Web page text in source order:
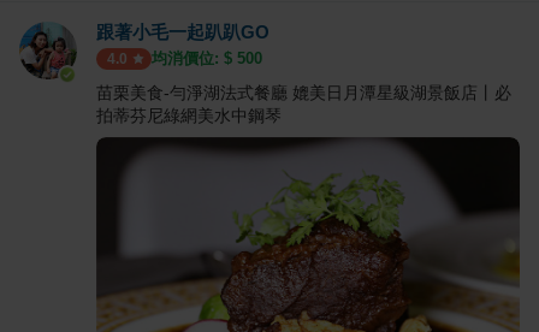
跟著小毛一起趴趴GO
4.0 均消價位: $ 500
苗栗美食-勻淨湖法式餐廳 媲美日月潭星級湖景飯店丨必
拍蒂芬尼綠網美水中鋼琴